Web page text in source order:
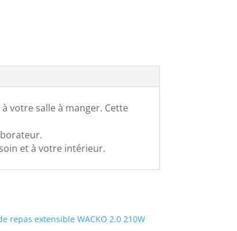
votre salle à manger. Cette
et à votre intérieur.